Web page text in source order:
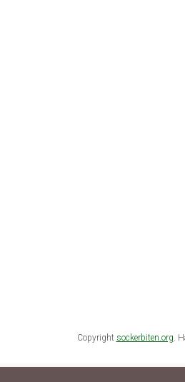
Copyright sockerbiten.org.